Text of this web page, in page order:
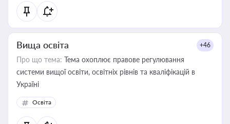
Вища освіта +46
Про що тема: Тема охоплює правове регулювання
системи вищої освіти, освітніх рівнів та кваліфікацій в
Україні
Освіта